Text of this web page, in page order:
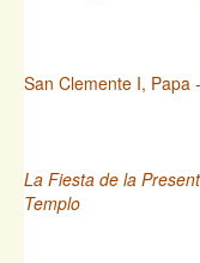
San Clemente I, Papa
La Fiesta de la
Templo